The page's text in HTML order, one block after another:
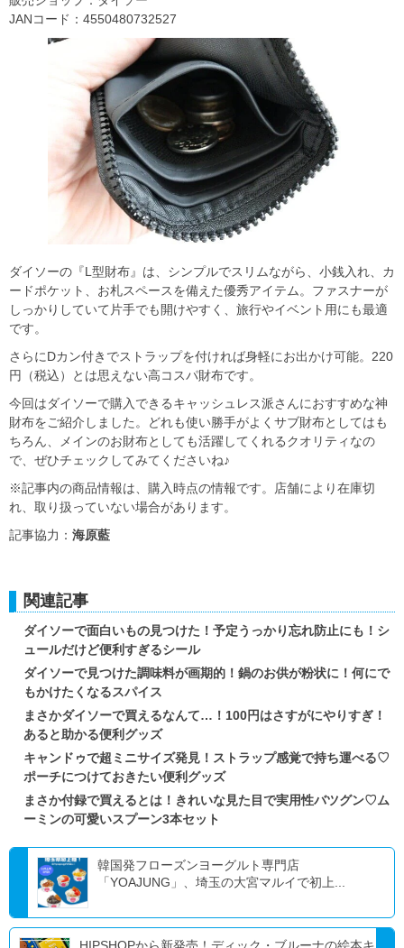
JANコード：4550480732527
ダイソーの『L型財布』は、シンプルでスリムながら、小銭入れ、カ
ードポケット、お札スペースを備えた優秀アイテム。ファスナーが
しっかりしていて片手でも開けやすく、旅行やイベント用にも最適
です。
さらにDカン付きでストラップを付ければ身軽にお出かけ可能。220
円（税込）とは思えない高コスパ財布です。
今回はダイソーで購入できるキャッシュレス派さんにおすすめな神
財布をご紹介しました。どれも使い勝手がよくサブ財布としてはも
ちろん、メインのお財布としても活躍してくれるクオリティなの
で、ぜひチェックしてみてくださいね♪
※記事内の商品情報は、購入時点の情報です。店舗により在庫切
れ、取り扱っていない場合があります。
記事協力： 海原藍
関連記事
ダイソーで面白いもの見つけた！予定うっかり忘れ防止にも！シ
ュールだけど便利すぎるシール
ダイソーで見つけた調味料が画期的！鍋のお供が粉状に！何にで
もかけたくなるスパイス
まさかダイソーで買えるなんて…！100円はさすがにやりすぎ！
あると助かる便利グッズ
キャンドゥで超ミニサイズ発見！ストラップ感覚で持ち運べる♡
ポーチにつけておきたい便利グッズ
まさか付録で買えるとは！きれいな見た目で実用性バツグン♡ム
ーミンの可愛いスプーン3本セット
韓国発フローズンヨーグルト専門店
「YOAJUNG」、埼玉の大宮マルイで初上...